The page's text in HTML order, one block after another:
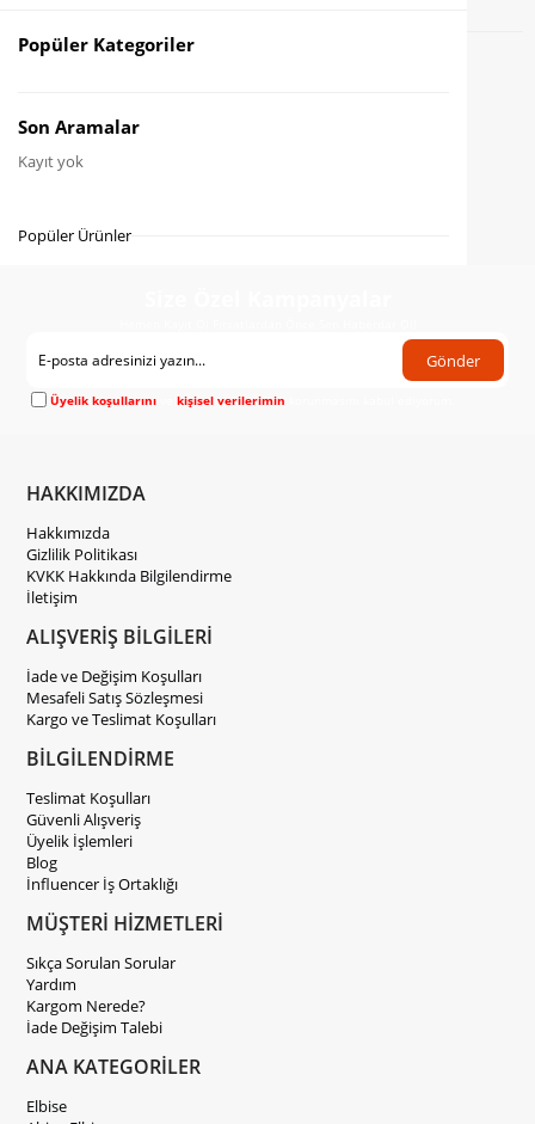
Karşılaştır
Fiyat Düşünce Haber Ver
Gönder
Üyelik koşullarını vekişisel verilerimin
HAKKIMIZDA
Hakkımızda
Gizlilik Politikası
KVKK Hakkında Bilgilendirme
İletişim
ALIŞVERİŞ BİLGİLERİ
İade ve Değişim Koşulları
Mesafeli Satış Sözleşmesi
Kargo ve Teslimat Koşulları
BİLGİLENDİRME
Teslimat Koşulları
Güvenli Alışveriş
Üyelik İşlemleri
Blog
İnfluencer İş Ortaklığı
MÜŞTERİ HİZMETLERİ
Sıkça Sorulan Sorular
Yardım
Kargom Nerede?
İade Değişim Talebi
ANA KATEGORİLER
Elbise
Popüler Kategoriler
Son Aramalar
Kayıt yok
Popüler Ürünler